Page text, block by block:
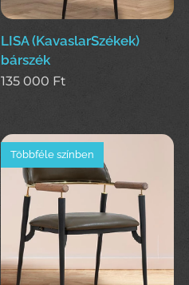
LISA (KavaslarSzékek)
bárszék
135 000 Ft
Többféle színben